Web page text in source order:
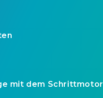
mit dem Schrittmotor